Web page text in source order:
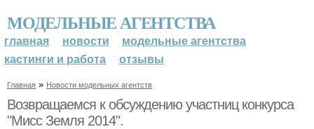
МОДЕЛЬНЫЕ АГЕНТСТВА
главная новости
модельные агентства
кастинги и работа
отзывы
Главная » Новости модельных агентств
Возвращаемся к обсуждению участниц конкурса
"Мисс Земля 2014".